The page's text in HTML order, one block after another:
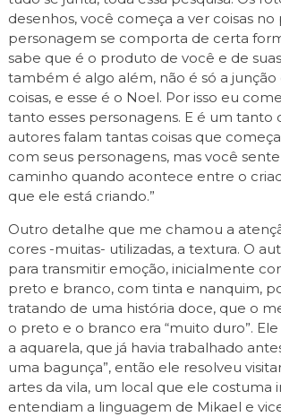
desenhos, você começa a ver coisas no
personagem se comporta de certa
sabe que é o produto de você e de
também é algo além, não é só a junção
coisas, e esse é o Noel. Por isso eu
tanto esses personagens. E é um tanto
autores falam tantas coisas que
com seus personagens, mas você
caminho quando acontece entre o
que ele está criando.”
Outro detalhe que me chamou a
cores -muitas- utilizadas, a textura. O
para transmitir emoção, inicialmente
preto e branco, com tinta e nanquim,
tratando de uma história doce, que o
o preto e o branco era “muito duro”.
a aquarela, que já havia trabalhado
uma bagunça”, então ele resolveu
artes da vila, um local que ele costuma
entendiam a linguagem de Mikael e